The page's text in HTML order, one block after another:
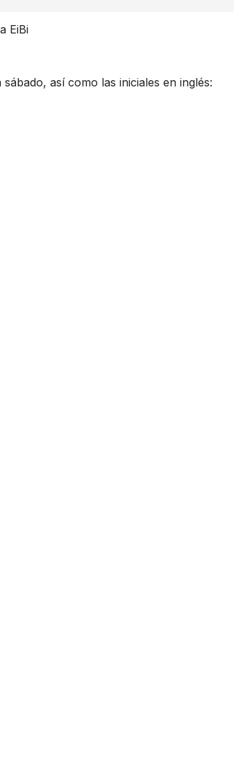
EiBi
así como las iniciales en inglés: